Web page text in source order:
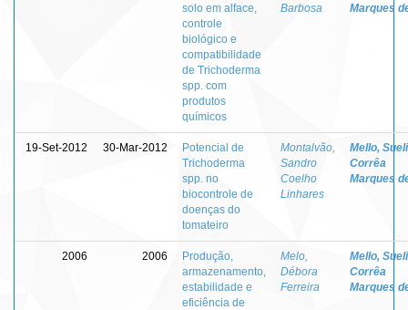
solo em alface,
controle
biológico e
compatibilidade
de Trichoderma
spp. com
produtos
químicos
Barbosa
Marques
19-Set-2012 30-Mar-2012
Potencial de
Trichoderma
spp. no
biocontrole de
doenças do
tomateiro
Montalvão,
Sandro
Coelho
Linhares
Mello, Sueli
Corrêa
Marques
2006 2006
Produção,
armazenamento,
estabilidade e
eficiência de
Melo,
Débora
Ferreira
Mello, Sueli
Corrêa
Marques